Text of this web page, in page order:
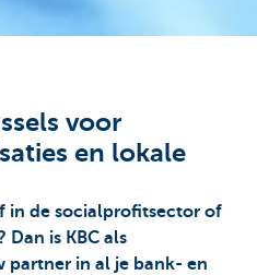
voor
en lokale
in de socialprofitsector of
Dan is KBC als
partner in al je bank- en